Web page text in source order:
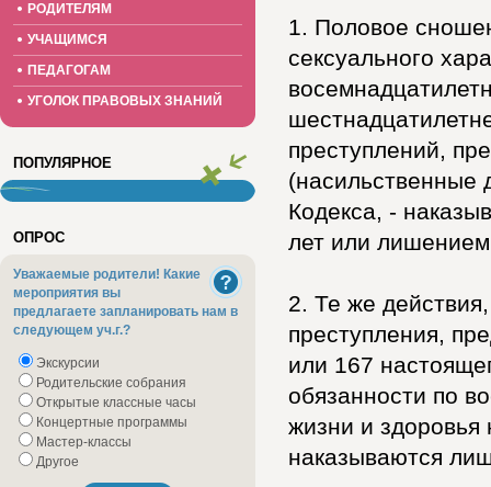
1. Половое
сексуального
преступлений,
(насильственные
Кодекса, -
лет или
2. Те же
преступления,
или 167
обязанности по
жизни и здоровья
наказываются
РОДИТЕЛЯМ
УЧАЩИМСЯ
ПЕДАГОГАМ
УГОЛОК ПРАВОВЫХ ЗНАНИЙ
ПОПУЛЯРНОЕ
ОПРОС
Уважаемые родители! Какие
мероприятия вы
предлагаете запланировать нам в
следующем уч.г.?
Экскурсии
Родительские собрания
Открытые классные часы
Концертные программы
Мастер-классы
Другое